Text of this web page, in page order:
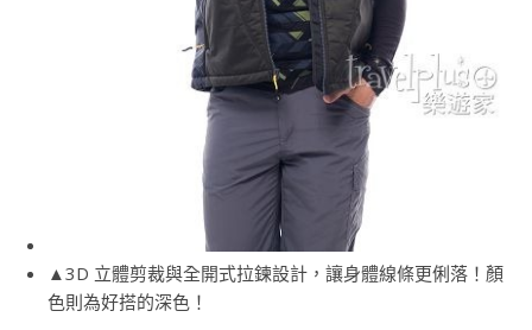
▲3D 立體剪裁與全開式拉鍊設計，讓身體線條更俐落！顏
色則為好搭的深色！